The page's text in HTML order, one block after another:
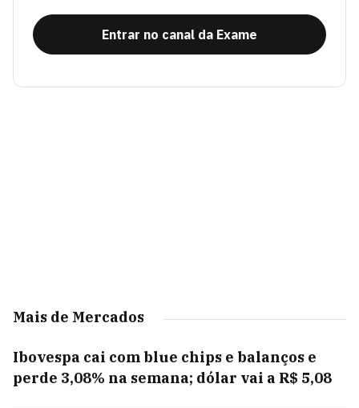
Entrar no canal da Exame
Mais de Mercados
Ibovespa cai com blue chips e balanços e
perde 3,08% na semana; dólar vai a R$ 5,08